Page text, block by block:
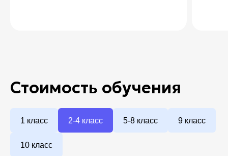
Стоимость обучения
1 класс 2-4 класс 5-8 класс 9 класс
10 класс